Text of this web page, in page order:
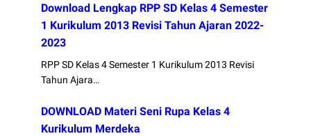
Download Lengkap RPP SD Kelas 4 Semester
1 Kurikulum 2013 Revisi Tahun Ajaran 2022-
2023
RPP SD Kelas 4 Semester 1 Kurikulum 2013 Revisi
Tahun Ajara…
DOWNLOAD Materi Seni Rupa Kelas 4
Kurikulum Merdeka